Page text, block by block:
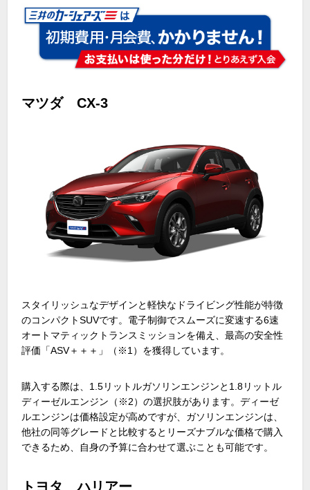
マツダ CX-3
スタイリッシュなデザインと軽快なドライビング性能が特徴
のコンパクトSUVです。電子制御でスムーズに変速する6速
オートマティックトランスミッションを備え、最高の安全性
評価「ASV＋＋＋」（ ※1 ）を獲得しています。
購入する際は、 1.5リットルガソリンエンジンと 1.8リットル
ディーゼルエンジン（ ※2）の選択肢があります。ディーゼ
ルエンジンは価格設定が高めですが、ガソリンエンジンは、
他社の同等グレードと比較するとリーズナブルな価格で購入
できるため、自身の予算に合わせて選ぶことも可能です。
トヨタ ハリアー